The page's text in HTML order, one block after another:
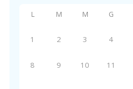
L M M G
1 2 3 4
8 9 10 11